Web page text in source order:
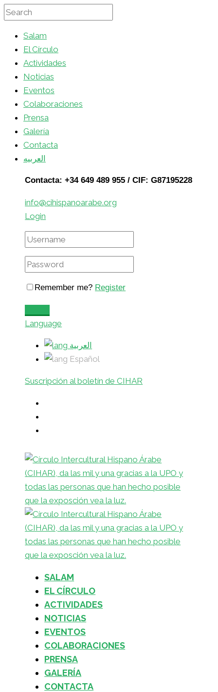
Salam
El Círculo
Actividades
Noticias
Eventos
Colaboraciones
Prensa
Galería
Contacta
العربيه
Contacta: +34 649 489 955 / CIF: G87195228
info@cihispanoarabe.org
Login
Remember me? Register
Language
العربية
Español
Suscripción al boletín de CIHAR
SALAM
EL CÍRCULO
ACTIVIDADES
NOTICIAS
EVENTOS
COLABORACIONES
PRENSA
GALERÍA
CONTACTA